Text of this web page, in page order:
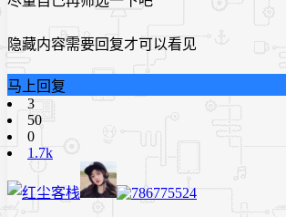
隐藏内容需要回复才可以看见
马上回复
3
50
0
1.7k